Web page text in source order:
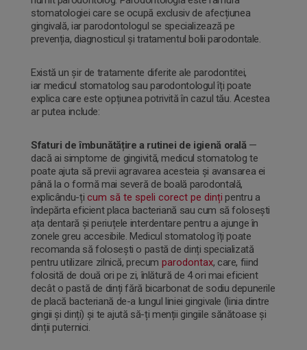
stomatologiei care se ocupă exclusiv de afecțiunea
gingivală, iar parodontologul se specializează pe
prevenția, diagnosticul și tratamentul bolii parodontale.
Există un șir de tratamente diferite ale parodontitei,
iar medicul stomatolog sau parodontologul îți poate
explica care este opțiunea potrivită în cazul tău. Acestea
ar putea include:
Sfaturi de îmbunătățire a rutinei de igienă orală—
dacă ai simptome de gingivită, medicul stomatolog te
poate ajuta să previi agravarea acesteia și avansarea ei
până la o formă mai severă de boală parodontală,
explicându-ți cum să te speli corect pe dinți pentru a
îndepărta eficient placa bacteriană sau cum să folosești
ața dentară și periuțele interdentare pentru a ajunge în
zonele greu accesibile. Medicul stomatolog îți poate
recomanda să folosești o pastă de dinți specializată
pentru utilizare zilnică, precum parodontax, care, fiind
folosită de două ori pe zi, înlătură de 4 ori mai eficient
decât o pastă de dinți fără bicarbonat de sodiu depunerile
de placă bacteriană de-a lungul liniei gingivale (linia dintre
gingii și dinți) și te ajută să-ți menții gingiile sănătoase și
dinții puternici.